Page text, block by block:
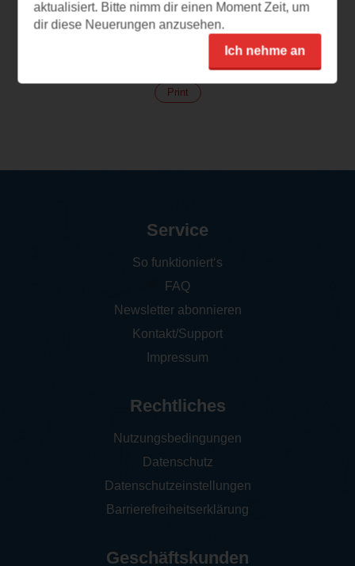
Als der Sommer eine
Farbe verlor
Print
aktualisiert. Bitte nimm dir einen Moment Zeit, um
dir diese Neuerungen anzusehen.
Ich nehme an
Service
So funktioniert‘s
FAQ
Newsletter abonnieren
Kontakt/Support
Impressum
Rechtliches
Nutzungsbedingungen
Datenschutz
Datenschutzeinstellungen
Barrierefreiheitserklärung
Geschäftskunden